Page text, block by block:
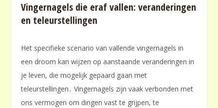
Vingernagels die eraf vallen: veranderingen
en teleurstellingen
Het specifieke scenario van vallende vingernagels in
een droom kan wijzen op aanstaande veranderingen in
je leven, die mogelijk gepaard gaan met
teleurstellingen․ Vingernagels zijn vaak verbonden met
ons vermogen om dingen vast te grijpen, te